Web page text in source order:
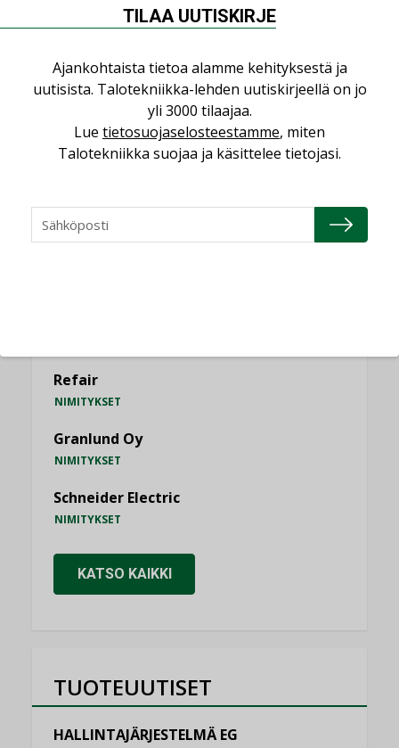
saatavien tietojen vertailukelpoisuus?
KOLUMNI
Vesi- ja viemärimitoittaminen on
jämähtänyt ajassa paikalleen
KATSO KAIKKI
Refair
NIMITYKSET
Granlund Oy
NIMITYKSET
Schneider Electric
NIMITYKSET
KATSO KAIKKI
TUOTEUUTISET
HALLINTAJÄRJESTELMÄ EG
TILAA UUTISKIRJE
Ajankohtaista tietoa alamme kehityksestä ja
uutisista. Talotekniikka-lehden uutiskirjeellä on jo
yli 3000 tilaajaa.
Lue tietosuojaselosteestamme, miten
Talotekniikka suojaa ja käsittelee tietojasi.